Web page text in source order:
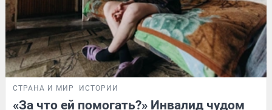
СТРАНА И МИР ИСТОРИИ
«За что ей помогать?» Инвалид чудом